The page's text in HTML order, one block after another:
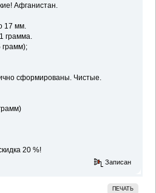
Афганистан.
17 мм.
грамма.
сформированы. Чистые.
20 %!
Записан
ПЕЧАТЬ